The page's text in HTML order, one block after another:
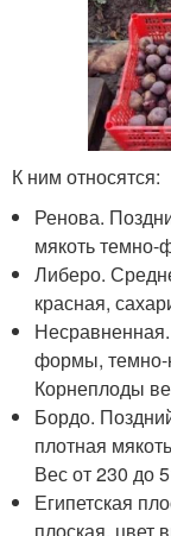
К ним относятся:
Ренова.
мякоть темно-
Либеро.
красная,
формы, темно-
Корнеплоды
Бордо.
плотная
Вес от 230 до
Египетская
плоская, цвет